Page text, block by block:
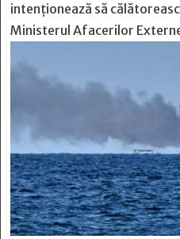
intenționează să
Ministerul Afacerilor